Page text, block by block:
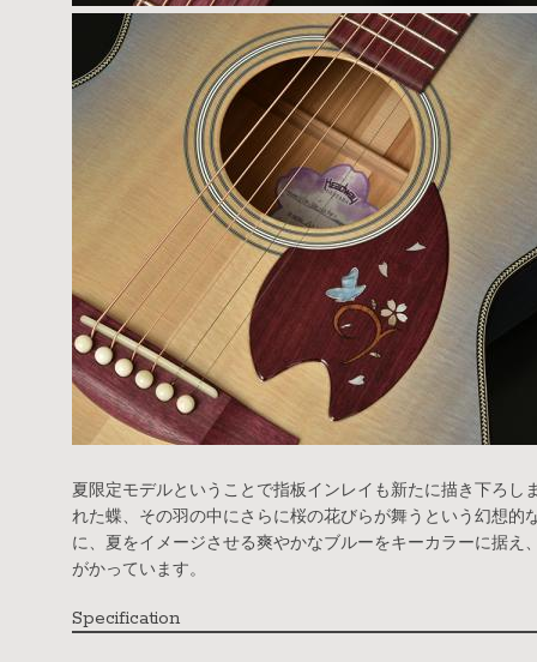
夏限定モデルということで指板インレイも新たに描き下ろし
れた蝶、その羽の中にさらに桜の花びらが舞うという幻想的
に、夏をイメージさせる爽やかなブルーをキーカラーに据え
がかっています。
Specification